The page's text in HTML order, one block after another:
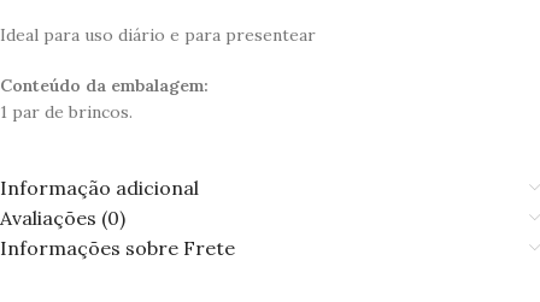
Ideal para uso diário e para presentear
Conteúdo da embalagem:
1 par de brincos.
Informação adicional
Avaliações (0)
Informações sobre Frete